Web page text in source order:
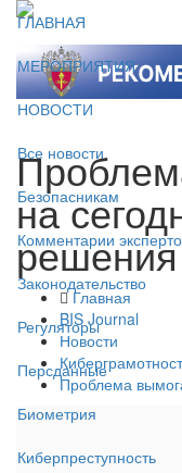
ГЛАВНАЯ
МЕРОПРИЯТИЯ
НОВОСТИ
Все новости
Безопасникам
Комментарии
Законодательство
Регуляторы
Персданные
Биометрия
Киберпреступность
на
решения
Главная
BIS Journal
Новости
Проблема